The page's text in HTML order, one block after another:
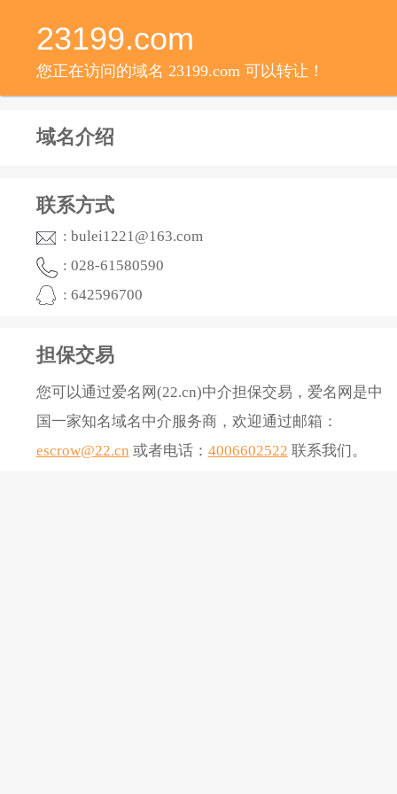
23199.com
您正在访问的域名 23199.com 可以转让！
域名介绍
联系方式
: bulei1221@163.com
: 028-61580590
: 642596700
担保交易
您可以通过爱名网(22.cn)中介担保交易，爱名网是中
国一家知名域名中介服务商，欢迎通过邮箱：
escrow@22.cn 或者电话： 4006602522 联系我们。